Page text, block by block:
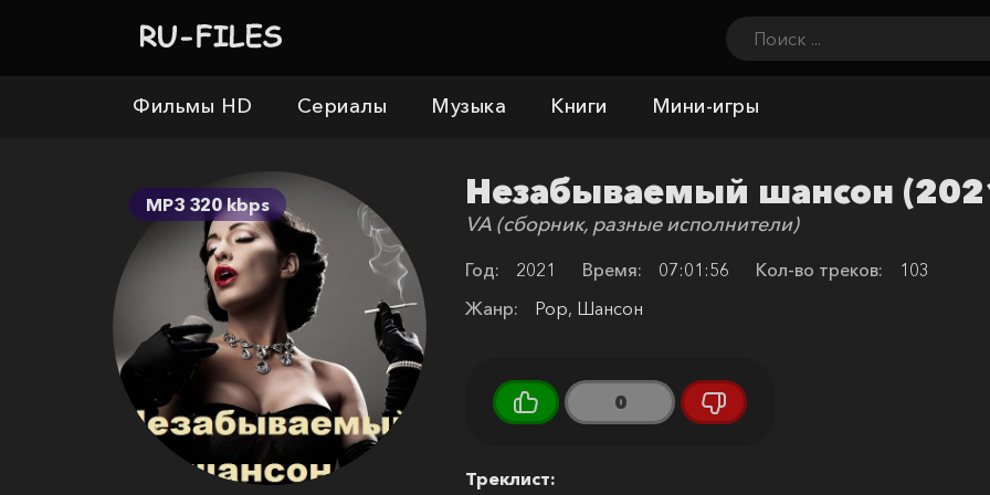
Фильмы HD Сериалы Музыка Книги Мини-игры
Незабываемый шансон
VA (сборник, разные исполнители)
Год: 2021 Время: 07:01:56 Кол-во треков:
103
Жанр:
Pop, Шансон
0
Треклист:
MP3 320 kbps